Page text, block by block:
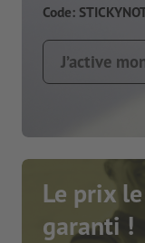
Code:
J’active
Le prix
garanti !